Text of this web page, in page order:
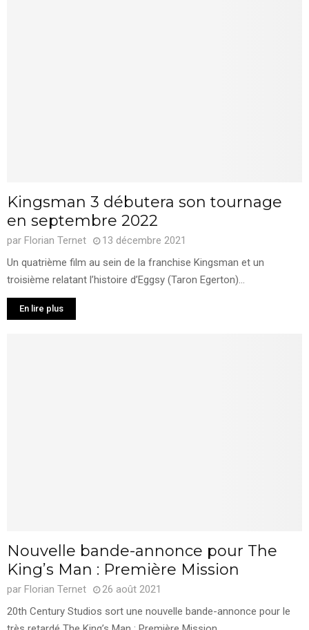
Kingsman 3 débutera son tournage
en septembre 2022
par Florian Ternet
13 décembre 2021
Un quatrième film au sein de la franchise Kingsman et un
troisième relatant l’histoire d’Eggsy (Taron Egerton)...
En lire plus
Nouvelle bande-annonce pour The
King’s Man : Première Mission
par Florian Ternet
26 août 2021
20th Century Studios sort une nouvelle bande-annonce pour le